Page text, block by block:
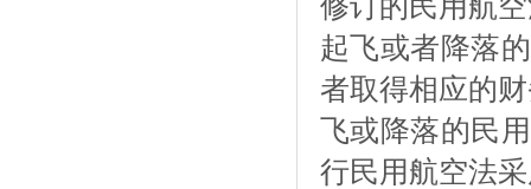
修订的民用航
起飞或者降落
者取得相应的
飞或降落的民
行民用航空法